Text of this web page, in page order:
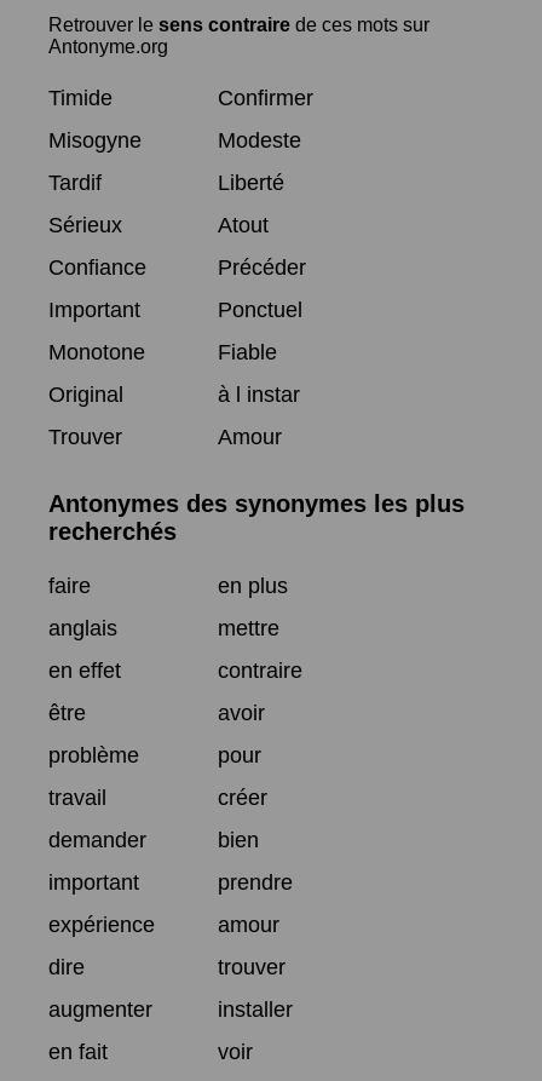
Retrouver le sens contraire de ces mots sur
Antonyme.org
Timide
Confirmer
Misogyne
Modeste
Tardif
Liberté
Sérieux
Atout
Confiance
Précéder
Important
Ponctuel
Monotone
Fiable
Original
à l instar
Trouver
Amour
Antonymes des synonymes les plus
recherchés
faire
en plus
anglais
mettre
en effet
contraire
être
avoir
problème
pour
travail
créer
demander
bien
important
prendre
expérience
amour
dire
trouver
augmenter
installer
en fait
voir